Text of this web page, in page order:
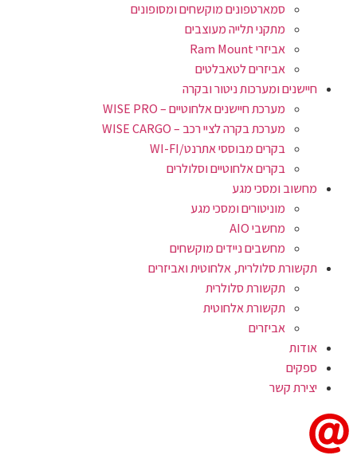
סמארטפונים מוקשחים ומסופונים
מתקני תלייה מעוצבים
אביזרי Ram Mount
אביזרים לטאבלטים
חיישנים ומערכות ניטור ובקרה
מערכת חיישנים אלחוטיים – WISE PRO
מערכת בקרה לציי רכב – WISE CARGO
בקרים מבוססי אתרנט/WI-FI
בקרים אלחוטיים וסלולרים
מחשוב ומסכי מגע
מוניטורים ומסכי מגע
מחשבי AIO
מחשבים ניידים מוקשחים
תקשורת סלולרית, אלחוטית ואביזרים
תקשורת סלולרית
תקשורת אלחוטית
אביזרים
אודות
ספקים
יצירת קשר